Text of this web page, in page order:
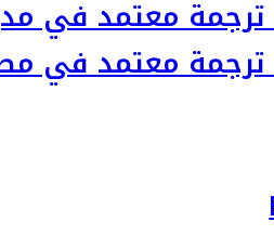
معتمد في
معتمد في